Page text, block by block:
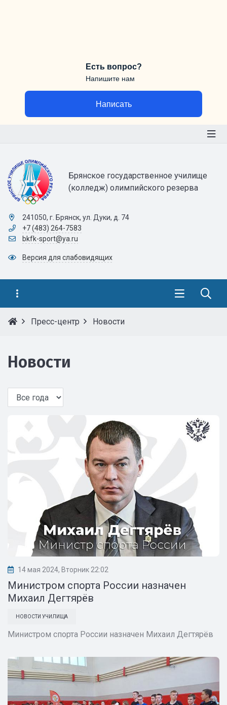
Есть вопрос?
Напишите нам
Написать
Брянское государственное училище
(колледж) олимпийского резерва
241050, г. Брянск, ул. Дуки, д. 74
+7 (483) 264-7583
bkfk-sport@ya.ru
Версия для слабовидящих
Пресс-центр Новости
Новости
14 мая 2024, Вторник 22:02
Министром спорта России назначен
Михаил Дегтярёв
НОВОСТИ УЧИЛИЩА
Министром спорта России назначен Михаил Дегтярёв